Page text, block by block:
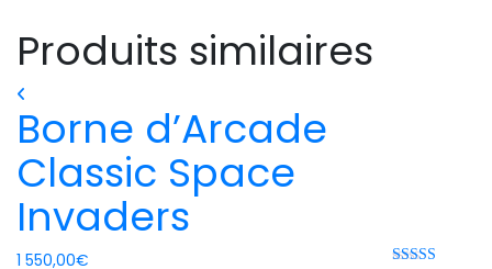
Produits similaires
Borne d’Arcade
Classic Space
Invaders
1 550,00€